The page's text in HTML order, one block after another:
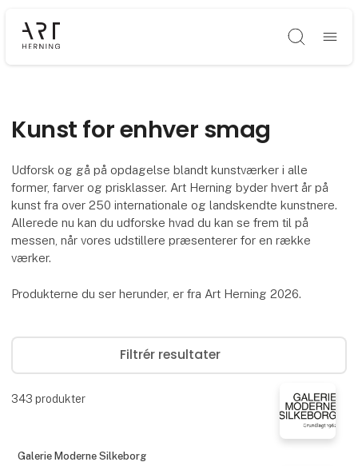
Søg
Kunst for enhver smag
Udforsk og gå på opdagelse blandt kunstværker i alle
former, farver og prisklasser. Art Herning byder hvert år på
kunst fra over 250 internationale og landskendte kunstnere.
Allerede nu kan du udforske hvad du kan se frem til på
messen, når vores udstillere præsenterer for en række
værker.
Produkterne du ser herunder, er fra Art Herning 2026.
Filtrér resultater
343 produkter
Galerie Moderne Silkeborg